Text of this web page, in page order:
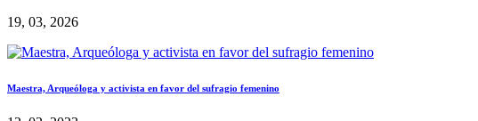
19, 03, 2026
Maestra, Arqueóloga y activista en favor del sufragio femenino